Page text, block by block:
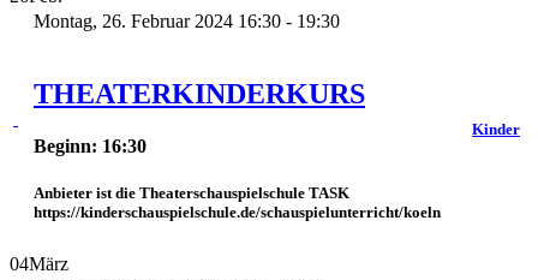
Montag, 26. Februar 2024 16:30 - 19:30
THEATERKINDERKURS
Beginn: 16:30
Anbieter ist die Theaterschauspielschule TASK
https://kinderschauspielschule.de/schauspielunterricht/koeln
Kinder
04März